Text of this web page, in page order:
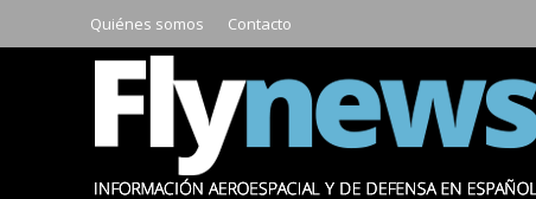
Quiénes somos Contacto